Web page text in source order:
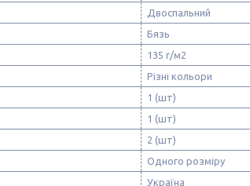
Двоспальний
Бязь
135 г/м2
Різні кольори
1 (шт)
1 (шт)
2 (шт)
Одного розміру
Україна